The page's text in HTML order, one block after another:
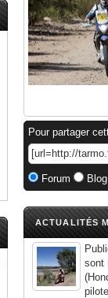
Pour partager
Forum
ACTUALITÉS
sont